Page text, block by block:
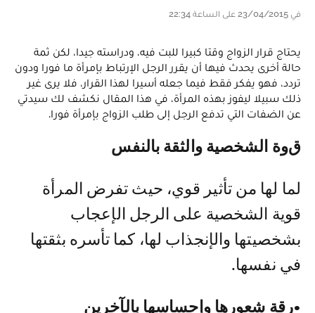
في 23/04/2015 على الساعة 22:34
يحتاج قرار الزواج وقتا كبيرا للبت فيه، ودراسته جيدا، لكن ثمة
حالة أخرى يحدث فيها أن يقرر الرجل الإرتباط بإمرأة ما فورا ودون
تردد، فهو يفكر فقط فيما جعله أسيرا لهذا القرار، فلا يرى غير
ذلك سبيلا ليفوز بهذه المرأة، في هذا المقال نكشف لك سيدتي
عن الضفات التي تدفع الرجل إلى طلب الزواج بإمرأة فورا.
قوة الشخصية والثقة بالنفس
لما لها من تأثير قوي، حيث تفرض المرأة
قوية الشخصية على الرجل الإعجاب
بشخصيتها والإنجذاب لها، كما تأسره بثقتها
في نفسها.
•رقة شعورها وإحساسها بالآخرين